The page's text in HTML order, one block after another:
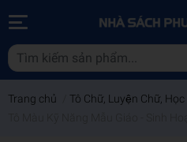
Trang chủ Tô Chữ, Luyện Chữ,